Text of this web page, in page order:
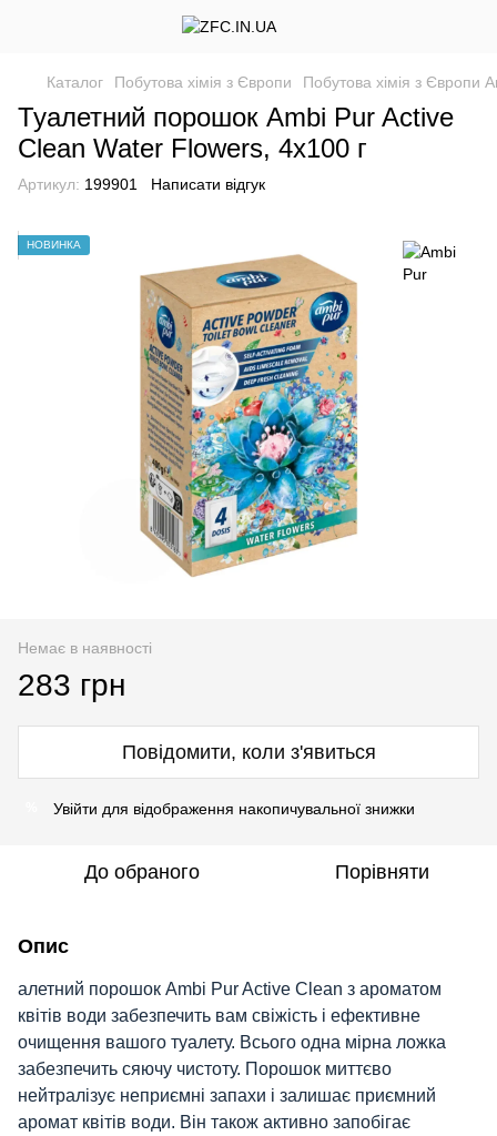
Каталог Побутова хімія з Європи Побутова хімія з Європи
Туалетний порошок Ambi Pur Active
Clean Water Flowers, 4x100 г
Артикул: 199901 Написати відгук
НОВИНКА
Немає в наявності
283 грн
Повідомити, коли з'явиться
Увійти для відображення накопичувальної знижки
До обраного Порівняти
Опис
алетний порошок Ambi Pur Active Clean з ароматом
квітів води забезпечить вам свіжість і ефективне
очищення вашого туалету. Всього одна мірна ложка
забезпечить сяючу чистоту. Порошок миттєво
нейтралізує неприємні запахи і залишає приємний
аромат квітів води. Він також активно запобігає